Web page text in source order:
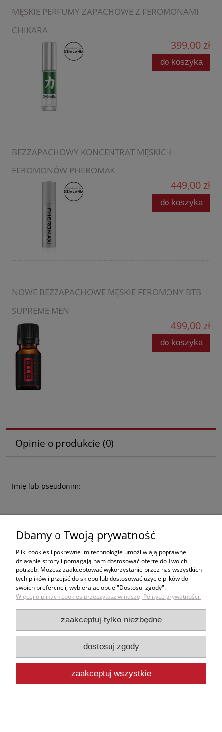
MĘSKIE PERFUMY ZAPACHOWE Z FEROMONAMI
CHIKARA
399,00 zł
do koszyka
BEZZAPACHOWY KONCENTRAT MĘSKICH
FEROMONÓW PHEROMAX
449,00 zł
do koszyka
NOWE BEZZAPACHOWE MĘSKIE FEROMONY BTB
SUPREME MEN
499,00 zł
do koszyka
Opinie o produkcie (0)
Imię lub pseudonim:
wyślij
Zakupy
Pomoc
Dbamy o Twoją prywatność
Pliki cookies i pokrewne im technologie umożliwiają poprawne
działanie strony i pomagają nam dostosować ofertę do Twoich
potrzeb. Możesz zaakceptować wykorzystanie przez nas wszystkich
tych plików i przejść do sklepu lub dostosować użycie plików do
swoich preferencji, wybierając opcję "Dostosuj zgody".
Więcej o plikach cookies przeczytasz w naszej Polityce prywatności.
zaakceptuj tylko niezbędne
dostosuj zgody
zaakceptuj wszystkie